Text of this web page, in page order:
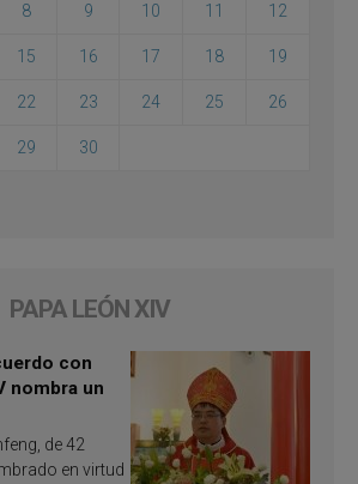
8 9 10 11 12
15 16 17 18 19
22 23 24 25 26
29 30
PAPA LEÓN XIV
con
nombra un
de 42
en virtud